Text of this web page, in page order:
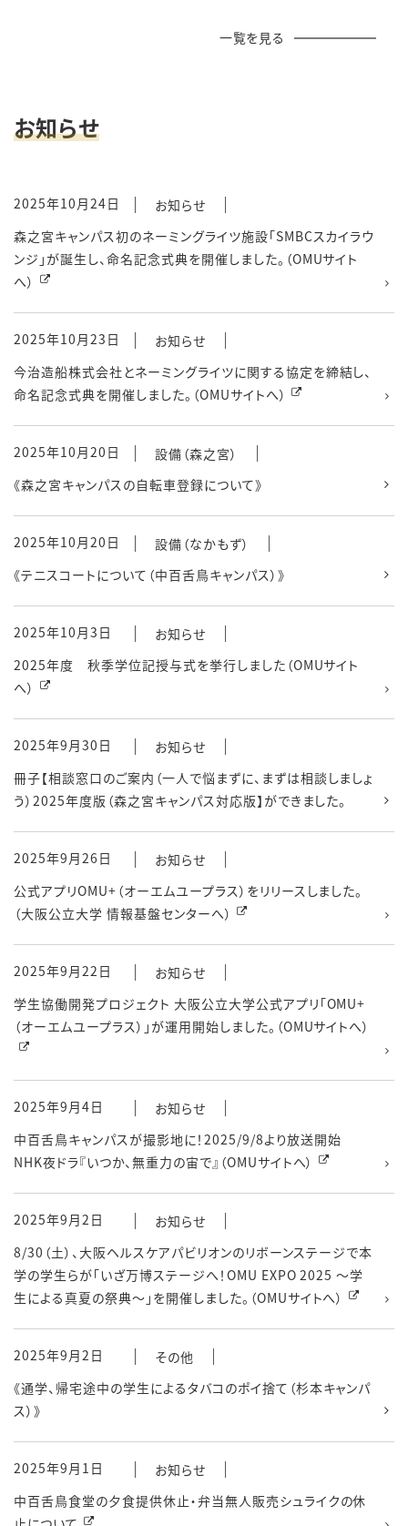
一覧を見る
お知らせ
2025年10月24日
お知らせ
森之宮キャンパス初のネーミングライツ施設「SMBCスカイラウ
ンジ」が誕生し、命名記念式典を開催しました。（OMUサイト
へ）
2025年10月23日
お知らせ
今治造船株式会社とネーミングライツに関する協定を締結し、
命名記念式典を開催しました。（OMUサイトへ）
2025年10月20日
設備（森之宮）
《森之宮キャンパスの自転車登録について》
2025年10月20日
設備（なかもず）
《テニスコートについて（中百舌鳥キャンパス）》
2025年10月3日
お知らせ
2025年度 秋季学位記授与式を挙行しました（OMUサイト
へ）
2025年9月30日
お知らせ
冊子【相談窓口のご案内（一人で悩まずに、まずは相談しましょ
う）2025年度版（森之宮キャンパス対応版】ができました。
2025年9月26日
お知らせ
公式アプリOMU+（オーエムユープラス）をリリースしました。
（大阪公立大学 情報基盤センターへ）
2025年9月22日
お知らせ
学生協働開発プロジェクト 大阪公立大学公式アプリ「OMU+
（オーエムユープラス）」が運用開始しました。（OMUサイトへ）
2025年9月4日
お知らせ
中百舌鳥キャンパスが撮影地に！2025/9/8より放送開始
NHK夜ドラ『いつか、無重力の宙で』（OMUサイトへ）
2025年9月2日
お知らせ
8/30（土）、大阪ヘルスケアパビリオンのリボーンステージで本
学の学生らが「いざ万博ステージへ！OMU EXPO 2025 ～学
生による真夏の祭典～」を開催しました。（OMUサイトへ）
2025年9月2日
その他
《通学、帰宅途中の学生によるタバコのポイ捨て（杉本キャンパ
ス）》
2025年9月1日
お知らせ
中百舌鳥食堂の夕食提供休止・弁当無人販売シュライクの休